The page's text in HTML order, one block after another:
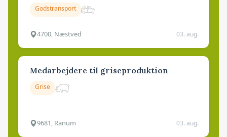
Godstransport
4700, Næstved 03. aug.
Medarbejdere til griseproduktion
Grise
9681, Ranum 03. aug.